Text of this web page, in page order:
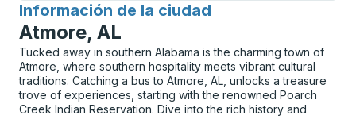
Información de la ciudad
para
Atmore, AL
Tucked away in southern Alabama is the charming town of
Atmore, where southern hospitality meets vibrant cultural
traditions. Catching a bus to Atmore, AL, unlocks a treasure
trove of experiences, starting with the renowned Poarch
Creek Indian Reservation. Dive into the rich history and